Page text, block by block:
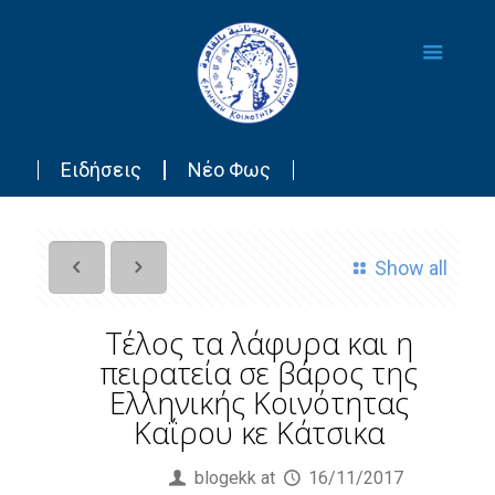
Ειδήσεις Νέο Φως
Show all
Τέλος τα λάφυρα και η
πειρατεία σε βάρος της
Ελληνικής Κοινότητας
Καΐρου κε Κάτσικα
blogekk at 16/11/2017